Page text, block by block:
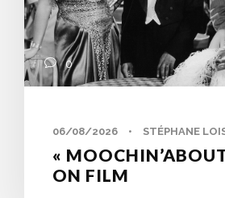
0
06/08/2026 • STÉPHANE
«
ON FILM